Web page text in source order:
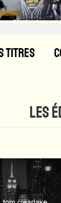
TITRES
LES